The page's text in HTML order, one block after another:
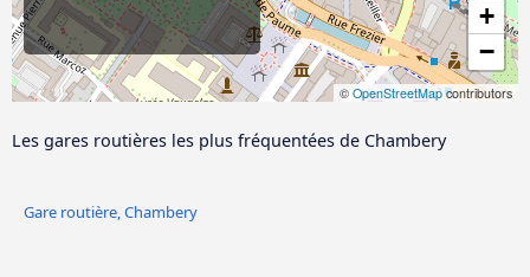
+
−
© OpenStreetMapcontributors
Les gares routières les plus fréquentées de Chambery
Gare routière, Chambery